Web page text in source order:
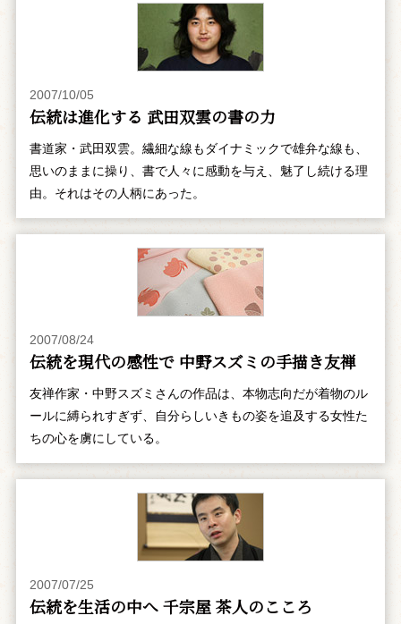
2007/10/05
伝統は進化する 武田双雲の書の力
書道家・武田双雲。繊細な線もダイナミックで雄弁な線も、
思いのままに操り、書で人々に感動を与え、魅了し続ける理
由。それはその人柄にあった。
2007/08/24
伝統を現代の感性で 中野スズミの手描き友禅
友禅作家・中野スズミさんの作品は、本物志向だが着物のル
ールに縛られすぎず、自分らしいきもの姿を追及する女性た
ちの心を虜にしている。
2007/07/25
伝統を生活の中へ 千宗屋 茶人のこころ